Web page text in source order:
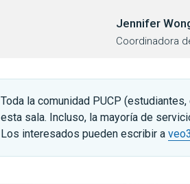
Jennifer
Coordinadora
Toda la comunidad PUCP
esta sala. Incluso, la mayoría de
Los interesados pueden escribir a